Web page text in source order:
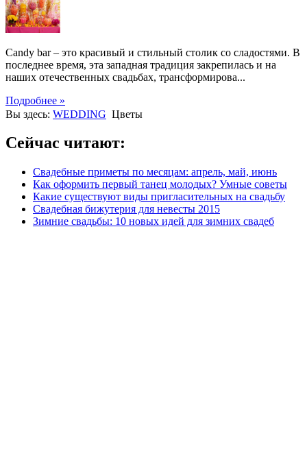
Candy bar – это красивый и стильный столик со сладостями. В
последнее время, эта западная традиция закрепилась и на
наших отечественных свадьбах, трансформирова...
Подробнее »
Вы здесь: WEDDING Цветы
Сейчас читают:
Свадебные приметы по месяцам: апрель, май, июнь
Как оформить первый танец молодых? Умные советы
Какие существуют виды пригласительных на свадьбу
Свадебная бижутерия для невесты 2015
Зимние свадьбы: 10 новых идей для зимних свадеб